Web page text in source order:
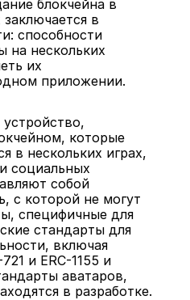
блокчейна в
в
способности
на нескольких
их
приложении.
которые
в нескольких играх,
социальных
собой
с которой не могут
специфичные для
стандарты для
включая
и ERC-1155 и
аватаров,
в разработке.